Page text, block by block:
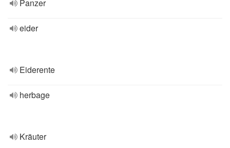
Panzer
eider
Eiderente
herbage
Kräuter